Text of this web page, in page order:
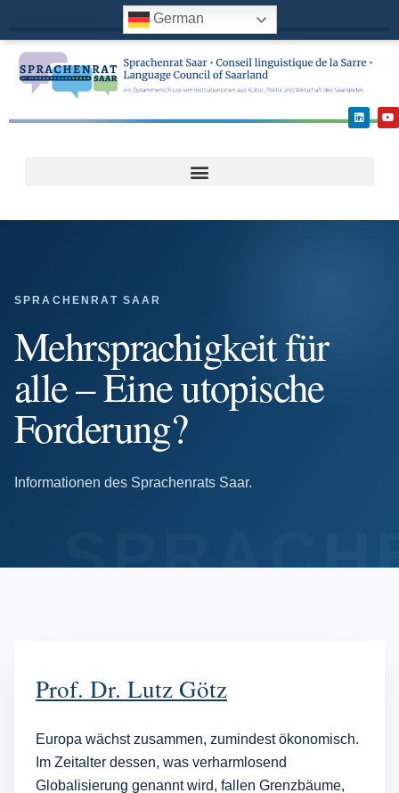
German
SPRACHENRAT SAAR
Mehrsprachigkeit für
alle – Eine utopische
Forderung?
Informationen des Sprachenrats Saar.
Prof. Dr. Lutz Götz
Europa wächst zusammen, zumindest ökonomisch.
Im Zeitalter dessen, was verharmlosend
Globalisierung genannt wird, fallen Grenzbäume,